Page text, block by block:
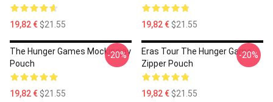
19,82 €$21.55 19,82 €$21.55
The Hunger Games Mockingjay
Pouch
19,82 €$21.55
-20%
Eras Tour The Hunger Game
Zipper Pouch
19,82 €$21.55
-20%